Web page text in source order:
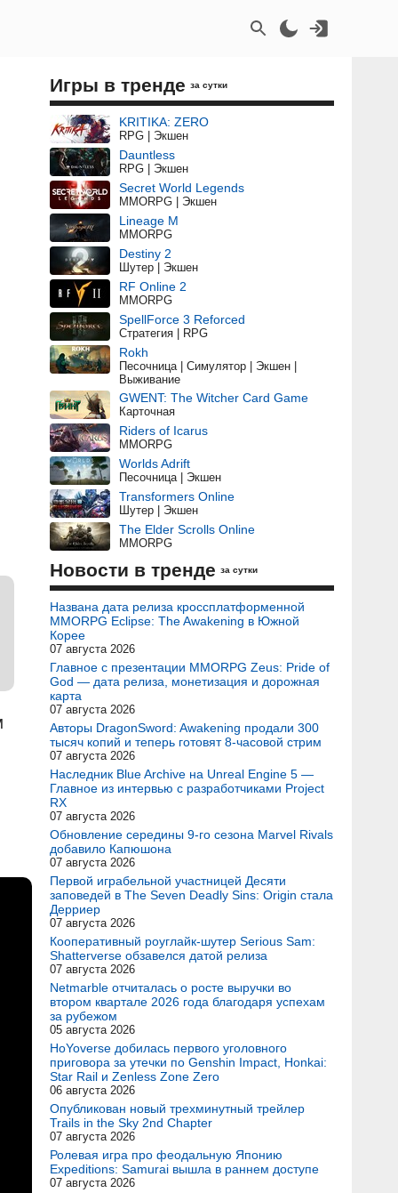
Игры в тренде за сутки
KRITIKA: ZERO
RPG | Экшен
Dauntless
RPG | Экшен
Secret World Legends
MMORPG | Экшен
Lineage M
MMORPG
Destiny 2
Шутер | Экшен
RF Online 2
MMORPG
SpellForce 3 Reforced
Стратегия | RPG
Rokh
Песочница | Симулятор | Экшен |
Выживание
GWENT: The Witcher Card Game
Карточная
Riders of Icarus
MMORPG
Worlds Adrift
Песочница | Экшен
Transformers Online
Шутер | Экшен
The Elder Scrolls Online
MMORPG
Новости в тренде за сутки
Названа дата релиза кроссплатформенной
MMORPG Eclipse: The Awakening в Южной
Корее
07 августа 2026
Главное с презентации MMORPG Zeus: Pride of
God — дата релиза, монетизация и дорожная
карта
07 августа 2026
Авторы DragonSword: Awakening продали 300
тысяч копий и теперь готовят 8-часовой стрим
07 августа 2026
Наследник Blue Archive на Unreal Engine 5 —
Главное из интервью с разработчиками Project
RX
07 августа 2026
Обновление середины 9-го сезона Marvel Rivals
добавило Капюшона
07 августа 2026
Первой играбельной участницей Десяти
заповедей в The Seven Deadly Sins: Origin стала
Дерриер
07 августа 2026
Кооперативный роуглайк-шутер Serious Sam:
Shatterverse обзавелся датой релиза
07 августа 2026
Netmarble отчиталась о росте выручки во
втором квартале 2026 года благодаря успехам
за рубежом
05 августа 2026
HoYoverse добилась первого уголовного
приговора за утечки по Genshin Impact, Honkai:
Star Rail и Zenless Zone Zero
06 августа 2026
Опубликован новый трехминутный трейлер
Trails in the Sky 2nd Chapter
07 августа 2026
Ролевая игра про феодальную Японию
Expeditions: Samurai вышла в раннем доступе
07 августа 2026